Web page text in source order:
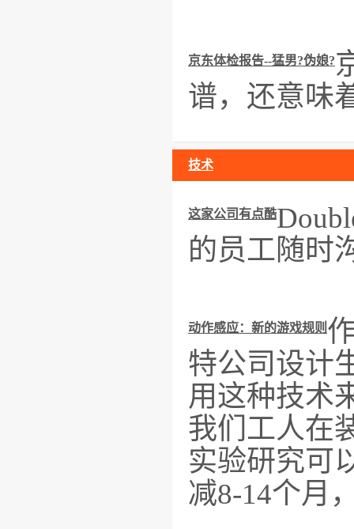
京东体检报告--猛男?伪娘?
谱，还意味
技术
这家公司有点酷
的员工随时
动作感应：新的游戏规则
特公司设计
用这种技术
我们工人在
实验研究可
减8-14个月